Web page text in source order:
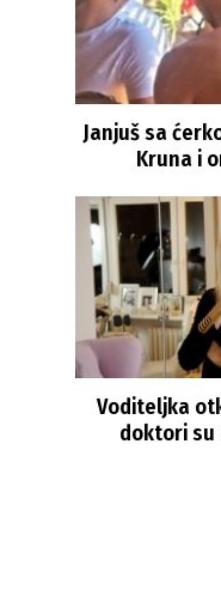
Janjuš sa
Kruna i
Voditeljka
doktori su